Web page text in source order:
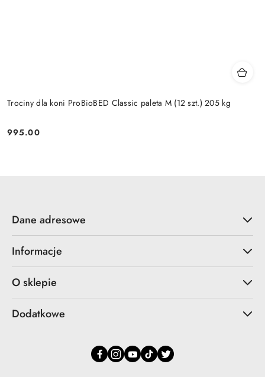
Trociny dla koni ProBioBED Classic paleta M (12 szt.) 205 kg
Cena:
995.00
Dane adresowe
Informacje
O sklepie
Dodatkowe